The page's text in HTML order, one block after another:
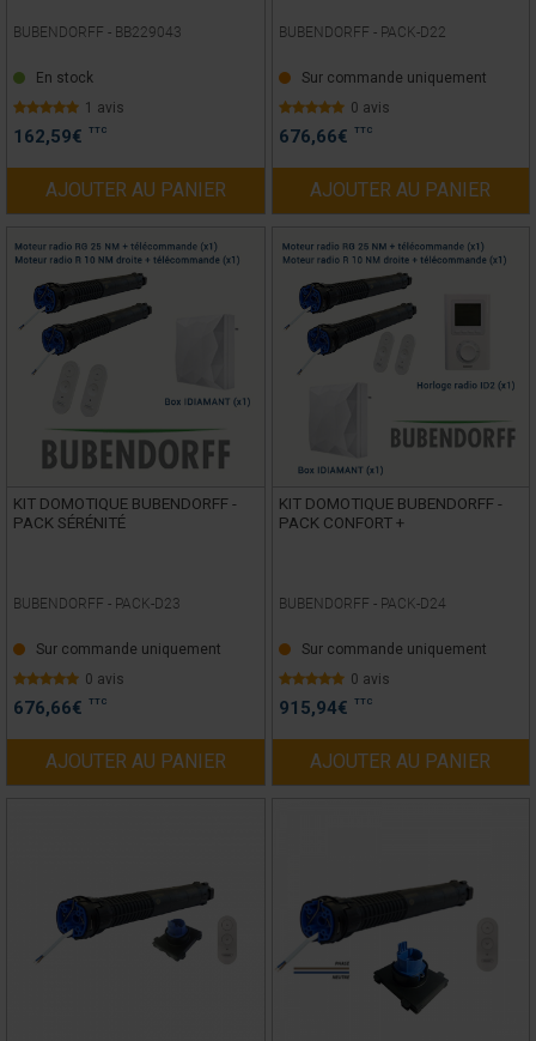
BUBENDORFF - BB229043
En stock
1 avis
162,59€ TTC
AJOUTER AU PANIER
BUBENDORFF - PACK-D22
Sur commande uniquement
0 avis
676,66€ TTC
AJOUTER AU PANIER
KIT DOMOTIQUE BUBENDORFF -
PACK SÉRÉNITÉ
BUBENDORFF - PACK-D23
Sur commande uniquement
0 avis
676,66€ TTC
AJOUTER AU PANIER
KIT DOMOTIQUE BUBENDORFF -
PACK CONFORT +
BUBENDORFF - PACK-D24
Sur commande uniquement
0 avis
915,94€ TTC
AJOUTER AU PANIER